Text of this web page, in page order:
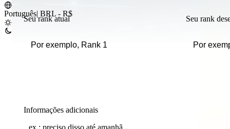
Português| BRL - R$
Seu rank atual Seu rank
Informações adicionais